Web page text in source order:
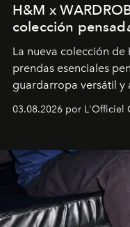
H&M x
colección
La nueva colección de
prendas esenciales
guardarropa versátil y
la asesora creativa y
y la filosofía detrás de
03.08.2026 por L'Officiel